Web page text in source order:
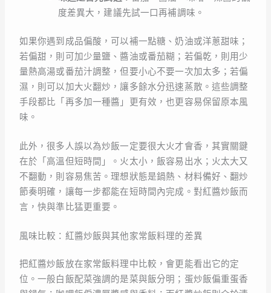
度差異大，建議先試一口再補調味。
如果你遇到成品偏酸，可以補一點糖、奶油或洋蔥甜味；
若偏甜，則可加少量鹽、醬油或番茄糊；若偏乾，則用少
量熱高湯或番茄汁調整，但要小心不要一次加太多；若偏
濕，則可以加大火翻炒，讓多餘水分迅速蒸散。這些調整
手段都比「再多加一種醬」更有效，也更容易保留原本風
味。
此外，很多人誤以為炒飯一定要很大火才會香，其實關鍵
在於「高溫但短時間」。火太小，飯容易出水；火太大又
不翻動，則容易焦苦。理想狀態是鍋熱、材料備好、翻炒
節奏明確，讓每一步都能在短時間內完成。對紅醬炒飯而
言，快與準比猛更重要。
風味比較：紅醬炒飯與其他家常飯料理的差異
把紅醬炒飯放在家常飯料理中比較，會更能看出它的定
位。一般白飯配菜強調的是菜與飯分明；蛋炒飯偏重蛋香